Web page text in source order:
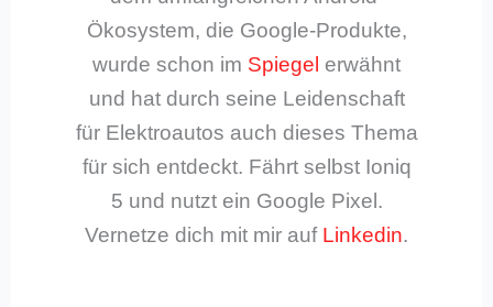
Ökosystem, die Google-Produkte,
wurde schon im Spiegel erwähnt
und hat durch seine Leidenschaft
für Elektroautos auch dieses Thema
für sich entdeckt. Fährt selbst Ioniq
5 und nutzt ein Google Pixel.
Vernetze dich mit mir auf Linkedin.